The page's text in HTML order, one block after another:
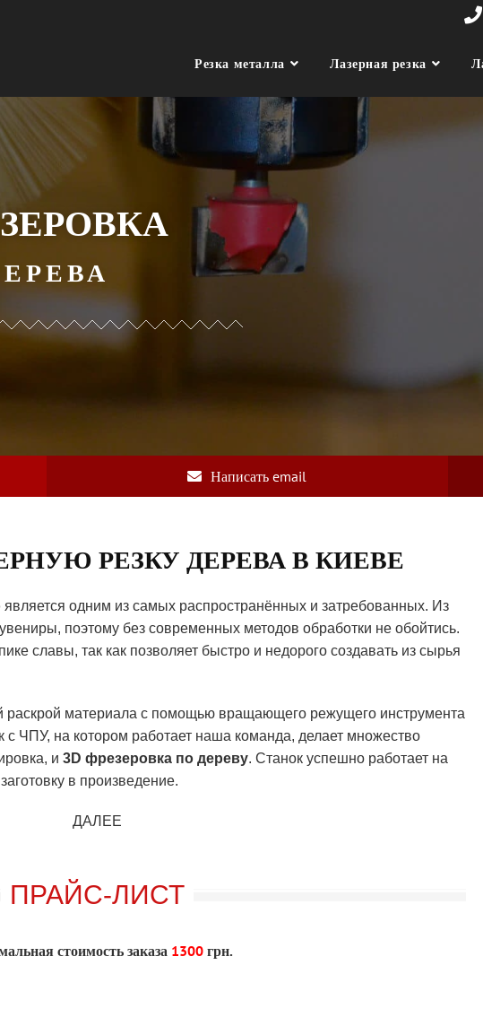
Резка металла Лазерная резка
Написать email
РЕЗКУ ДЕРЕВА В КИЕВЕ
является одним из самых распространённых и затребованных. Из
поэтому без современных методов обработки не обойтись.
славы, так как позволяет быстро и недорого создавать из сырья
раскрой материала с помощью вращающего режущего инструмента
ЧПУ, на котором работает наша команда, делает множество
и 3D фрезеровка по дереву. Станок успешно работает на
в произведение.
ДАЛЕЕ
ПРАЙС-ЛИСТ
стоимость заказа 1300 грн.